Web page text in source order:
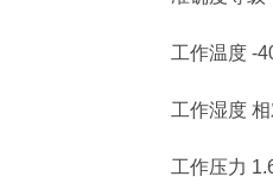
工作温度 -
工作湿度 相
工作压力